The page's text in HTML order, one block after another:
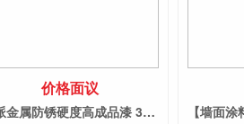
价格面议
邦派金属防锈硬度高成品漆 300S 清漆套装5L修复补漆招商中